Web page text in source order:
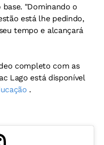
"Dominando o
está lhe pedindo,
tempo e alcançará
completo com as
Lago está disponível
.